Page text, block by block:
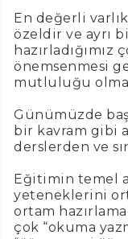
En değerli
özeldir ve ayrı
önemsenmesi
mutluluğu
Günümüzde
bir kavram gibi
derslerden ve
Eğitimin temel
yeteneklerini
ortam
çok “okuma